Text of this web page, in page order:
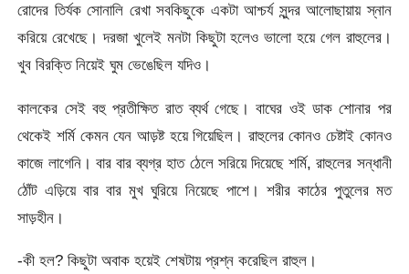
রোদের তির্যক সোনালি রেখা সবকিছুকে একটা আশ্চর্য সুন্দর আলোছায়ায় স্নান
করিয়ে রেখেছে। দরজা খুলেই মনটা কিছুটা হলেও ভালো হয়ে গেল রাহুলের।
খুব বিরক্তি নিয়েই ঘুম ভেঙেছিল যদিও।
কালকের সেই বহু প্রতীক্ষিত রাত ব্যর্থ গেছে। বাঘের ওই ডাক শোনার পর
থেকেই শর্মি কেমন যেন আড়ষ্ট হয়ে গিয়েছিল। রাহুলের কোনও চেষ্টাই কোনও
কাজে লাগেনি। বার বার ব্যগ্র হাত ঠেলে সরিয়ে দিয়েছে শর্মি, রাহুলের সন্ধানী
ঠোঁট এড়িয়ে বার বার মুখ ঘুরিয়ে নিয়েছে পাশে। শরীর কাঠের পুতুলের মত
সাড়হীন।
-কী হল? কিছুটা অবাক হয়েই শেষটায় প্রশ্ন করেছিল রাহুল।